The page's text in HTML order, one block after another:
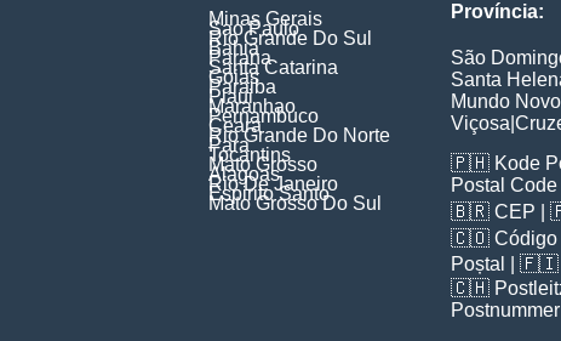
Minas Gerais
Sao Paulo
Rio Grande Do Sul
Bahia
Parana
Santa Catarina
Goias
Paraiba
Piaui
Maranhao
Pernambuco
Ceara
Rio Grande Do Norte
Para
Tocantins
Mato Grosso
Alagoas
Rio De Janeiro
Espirito Santo
Mato Grosso Do Sul
Província:
São
Santa
Mundo Novo
Viçosa
🇵🇭 Kode
Postal Code
🇧🇷 CEP |
🇨🇴 Código
Poștal
| 🇫🇮
🇨🇭
Postnummer